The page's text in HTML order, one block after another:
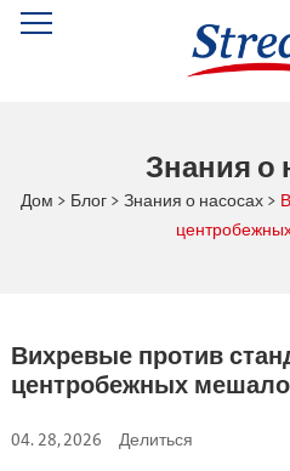
Знания о
Дом > Блог > Знания о насосах >
Вихревые против
центробежных
04. 28, 2026 Делиться